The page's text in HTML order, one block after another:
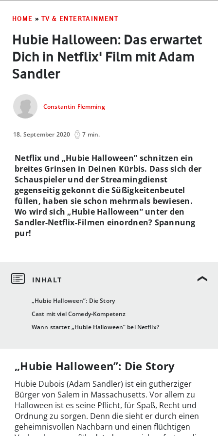
HOME » TV & ENTERTAINMENT
Hubie Halloween: Das erwartet
Dich in Netflix' Film mit Adam
Sandler
Constantin Flemming
18. September 2020 7 min.
„Hubie Halloween”: Die Story
Cast mit viel Comedy-Kompetenz
Wann startet „Hubie Halloween” bei Netflix?
Netflix und „Hubie Halloween” schnitzen ein
breites Grinsen in Deinen Kürbis. Dass sich der
Schauspieler und der Streamingdienst
gegenseitig gekonnt die Süßigkeitenbeutel
füllen, haben sie schon mehrmals bewiesen.
Wo wird sich „Hubie Halloween” unter den
Sandler-Netflix-Filmen einordnen? Spannung
pur!
„Hubie Halloween”: Die Story
Hubie Dubois (Adam Sandler) ist ein gutherziger
Bürger von Salem in Massachusetts. Vor allem zu
Halloween ist es seine Pflicht, für Spaß, Recht und
Ordnung zu sorgen. Denn die sieht er durch einen
geheimnisvollen Nachbarn und einen flüchtigen